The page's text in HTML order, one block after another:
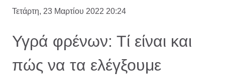
Τετάρτη, 23 Μαρτίου 2022 20:24
Υγρά φρένων: Τί είναι και
πώς να τα ελέγξουμε